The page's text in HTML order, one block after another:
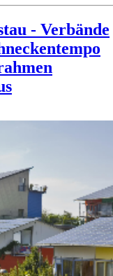
- Verbände